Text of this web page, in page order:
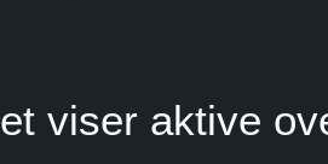
viser aktive